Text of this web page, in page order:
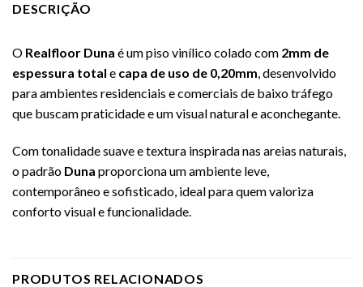
DESCRIÇÃO
O Realfloor Duna é um piso vinílico colado com 2mm de
espessura total e capa de uso de 0,20mm, desenvolvido
para ambientes residenciais e comerciais de baixo tráfego
que buscam praticidade e um visual natural e aconchegante.
Com tonalidade suave e textura inspirada nas areias naturais,
o padrão Duna proporciona um ambiente leve,
contemporâneo e sofisticado, ideal para quem valoriza
conforto visual e funcionalidade.
PRODUTOS RELACIONADOS